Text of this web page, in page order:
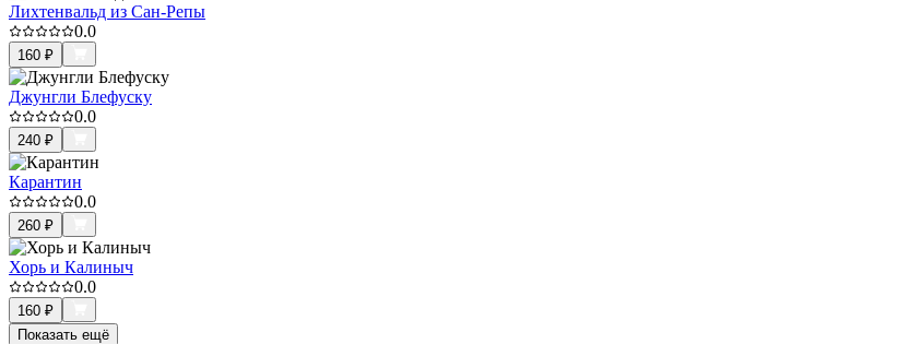
Лихтенвальд из Сан-Репы
0.0
160 ₽
Джунгли Блефуску
0.0
240 ₽
Карантин
0.0
260 ₽
Хорь и Калиныч
0.0
160 ₽
Показать ещё